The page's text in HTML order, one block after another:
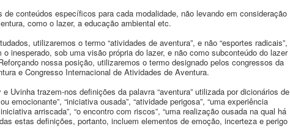
conteúdos específicos para cada modalidade, não levando em consideração
como o lazer, a educação ambiental etc.
utilizaremos o termo “atividades de aventura”, e não “esportes radicais”,
inesperado, sob uma visão própria do lazer, e não como subconteúdo do lazer
nossa posição, utilizaremos o termo designado pelos congressos da
e Congresso Internacional de Atividades de Aventura.
Uvinha trazem-nos definições da palavra “aventura” utilizada por dicionários de
emocionante”, “iniciativa ousada”, “atividade perigosa”, “uma experiência
arriscada”, “o encontro com riscos”, “uma realização ousada na qual há
estas definições, portanto, incluem elementos de emoção, incerteza e perigo